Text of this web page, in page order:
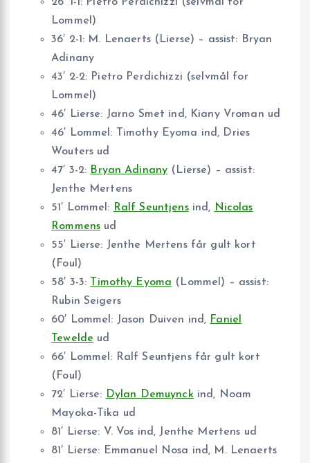
Lommel)
36′ 2-1: M. Lenaerts (Lierse) – assist: Bryan
Adinany
43′ 2-2: Pietro Perdichizzi (selvmål for
Lommel)
46′ Lierse: Jarno Smet ind, Kiany Vroman ud
46′ Lommel: Timothy Eyoma ind, Dries
Wouters ud
47′ 3-2: Bryan Adinany (Lierse) – assist:
Jenthe Mertens
51′ Lommel: Ralf Seuntjensind, Nicolas
Rommens ud
55′ Lierse: Jenthe Mertens får gult kort
(Foul)
58′ 3-3:
Timothy Eyoma (Lommel) – assist:
Rubin Seigers
60′ Lommel: Jason Duiven ind, Faniel
Tewelde ud
66′ Lommel: Ralf Seuntjens får gult kort
(Foul)
72′ Lierse: Dylan Demuynck ind, Noam
Mayoka-Tika ud
81′ Lierse: V. Vos ind, Jenthe Mertens ud
81′ Lierse: Emmanuel Nosa ind, M. Lenaerts